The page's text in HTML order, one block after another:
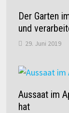
Der Garten
und
29. Juni 2019
Aussaat im
hat